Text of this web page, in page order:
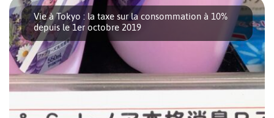
soit la saison, il est toujours [...]
Vie à Tokyo : la taxe sur la consommation à 10%
depuis le 1er octobre 2019